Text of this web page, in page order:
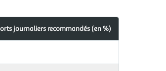
journaliers recommandés (en %)